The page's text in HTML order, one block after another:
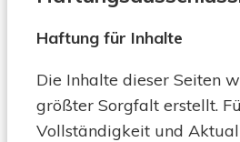
Haftung für Inhalte
Die Inhalte dieser Seiten
größter Sorgfalt erstellt.
Vollständigkeit und